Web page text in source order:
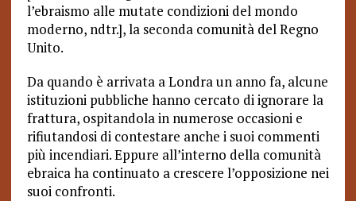
l’ebraismo alle mutate condizioni del mondo
moderno, ndtr.], la seconda comunità del Regno
Unito.
Da quando è arrivata a Londra un anno fa, alcune
istituzioni pubbliche hanno cercato di ignorare la
frattura, ospitandola in numerose occasioni e
rifiutandosi di contestare anche i suoi commenti
più incendiari. Eppure all’interno della comunità
ebraica ha continuato a crescere l’opposizione nei
suoi confronti.